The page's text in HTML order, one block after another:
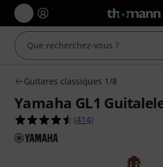
Guitares classiques 1/8
Yamaha GL1
4.5 étoiles sur 5
(414)